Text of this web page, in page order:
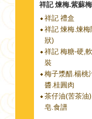
祥記 煉梅.紫蘇
祥記 禮盒
祥記 煉梅.煉
狀)
祥記 梅糖-硬,
裝
梅子漿醋.楊桃
醬.桂圓肉
茶仔油(苦茶油
皂.食譜